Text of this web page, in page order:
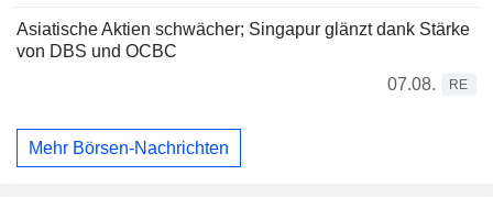
Asiatische Aktien schwächer; Singapur glänzt dank Stärke
von DBS und OCBC
07.08.
RE
Mehr Börsen-Nachrichten